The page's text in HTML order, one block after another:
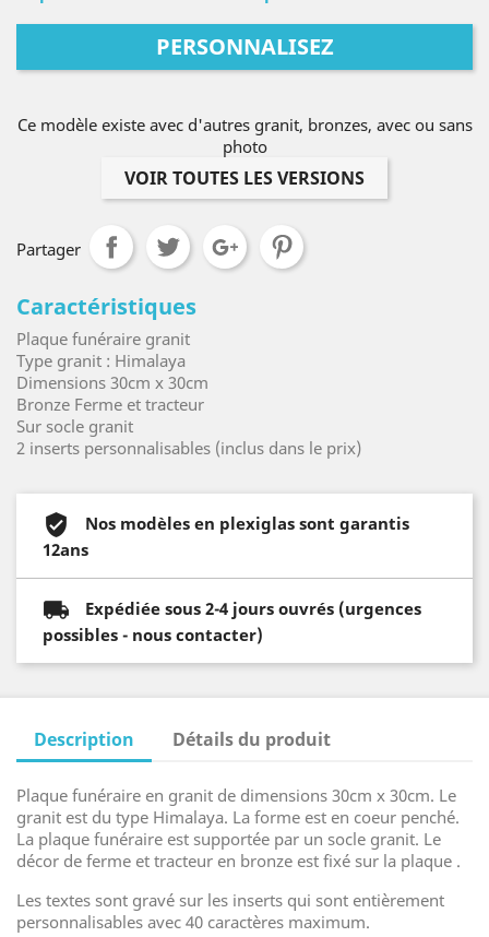
PERSONNALISEZ
Ce modèle existe avec d'autres granit, bronzes, avec ou sans
photo
VOIR TOUTES LES VERSIONS
Partager
Caractéristiques
Plaque funéraire granit
Type granit : Himalaya
Dimensions 30cm x 30cm
Bronze Ferme et tracteur
Sur socle granit
2 inserts personnalisables (inclus dans le prix)
Nos modèles en plexiglas sont garantis
12ans
Expédiée sous 2-4 jours ouvrés (urgences
possibles - nous contacter)
Description Détails du produit
Plaque funéraire en granit de dimensions 30cm x 30cm. Le
granit est du type Himalaya. La forme est en coeur penché.
La plaque funéraire est supportée par un socle granit. Le
décor de ferme et tracteur en bronze est fixé sur la plaque .
Les textes sont gravé sur les inserts qui sont entièrement
personnalisables avec 40 caractères maximum.